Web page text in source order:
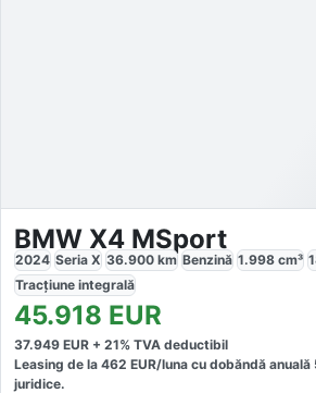
BMW X4 MSport
2024 Seria X 36.900 km Benzină 1.998 cm³
Tracțiune integrală
45.918 EUR
37.949 EUR + 21% TVA deductibil
Leasing de la 462 EUR/luna cu dobăndă anuală
juridice.